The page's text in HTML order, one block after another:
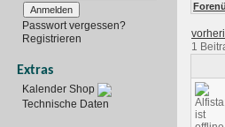
Passwort vergessen?
Registrieren
Extras
Kalender Shop
Technische Daten
1